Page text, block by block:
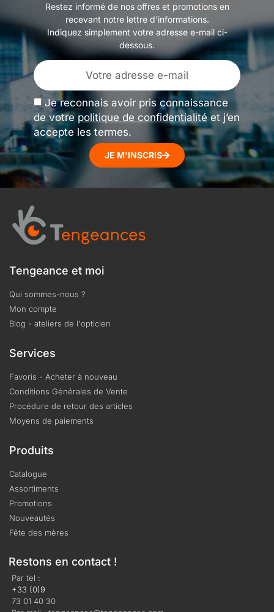
Restez informé de nos offres et promotions en
recevant notre lettre d’informations.
Indiquez simplement votre adresse e-mail ci-
dessous.
Je reconnais avoir pris connaissance
de votrepolitique de confidentialitéet j’en
accepte les termes.
JE M'INSCRIS
Tengeance et moi
Qui sommes-nous ?
Mon compte
Blog - ateliers de l'opticien
Services
Favoris - Acheter à nouveau
Conditions Générales de Vente
Procédure de retour des articles
Moyens de paiements
Produits
Catalogue
Assortiments
Promotions
Nouveautés
Fête des mères
Restons en contact !
Par tel :
+33 (0)9
73 01 40 30